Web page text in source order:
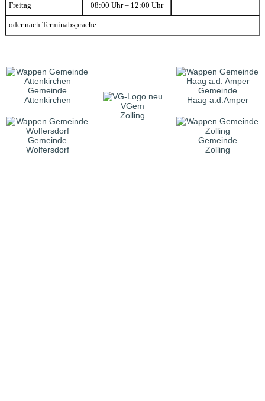
Freitag 08:00 Uhr – 12:00 Uhr
oder nach Terminabsprache
Gemeinde
Attenkirchen
VGem
Zolling
Gemeinde
Haag a.d.Amper
Gemeinde
Wolfersdorf
Gemeinde
Zolling